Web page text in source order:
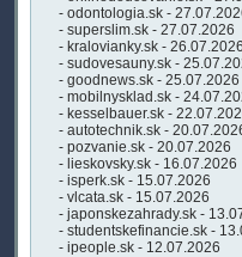
- odontologia.sk -
- superslim.sk - 27.07.2026
- kralovianky.sk - 26.07.2026
- sudovesauny.sk -
- goodnews.sk - 25.07.2026
- mobilnysklad.sk -
- kesselbauer.sk -
- autotechnik.sk -
- pozvanie.sk - 20.07.2026
- lieskovsky.sk - 16.07.2026
- isperk.sk - 15.07.2026
- vlcata.sk - 15.07.2026
- japonskezahrady.sk -
- studentskefinancie.sk -
- ipeople.sk - 12.07.2026